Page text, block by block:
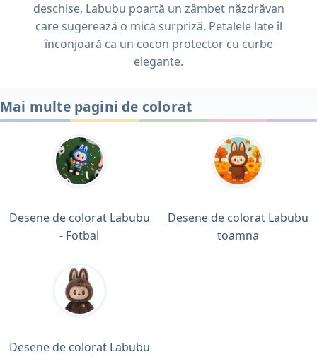
deschise, Labubu poartă un zâmbet năzdrăvan
care sugerează o mică surpriză. Petalele late îl
înconjoară ca un cocon protector cu curbe
elegante.
Mai multe pagini de colorat
Desene de colorat Labubu
- Fotbal
Desene de colorat Labubu
toamna
Desene de colorat Labubu